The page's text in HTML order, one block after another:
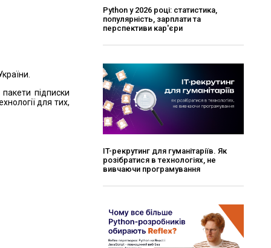
пакети підписки
для тих,
Python у 2026 році: статистика,
популярність, зарплати та
перспективи кар'єри
ІT-рекрутинг для гуманітаріїв. Як
розібратися в технологіях, не
вивчаючи програмування